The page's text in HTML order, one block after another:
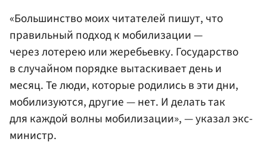
«Большинство моих читателей пишут, что
правильный подход к мобилизации —
через лотерею или жеребьевку. Государство
в случайном порядке вытаскивает день и
месяц. Те люди, которые родились в эти дни,
мобилизуются, другие — нет. И делать так
для каждой волны мобилизации», — указал экс-
министр.